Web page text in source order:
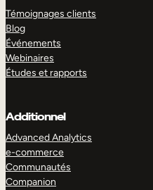
Témoignages clients
Blog
Événements
Webinaires
Études et rapports
Additionnel
Advanced Analytics
e-commerce
Communautés
Companion